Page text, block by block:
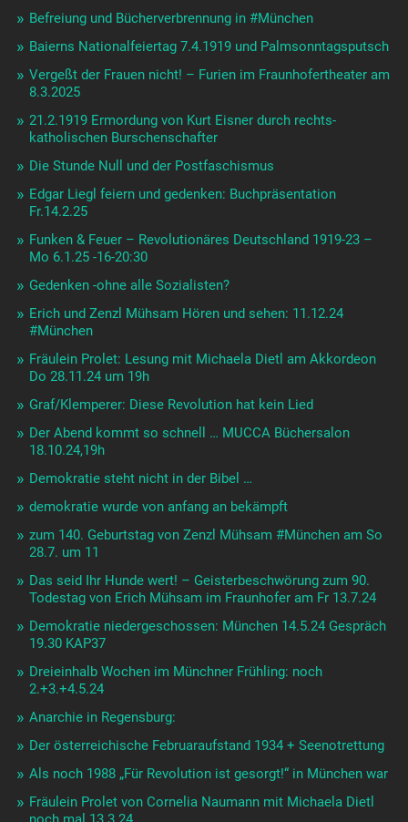
Befreiung und Bücherverbrennung in #München
Baierns Nationalfeiertag 7.4.1919 und Palmsonntagsputsch
Vergeßt der Frauen nicht! – Furien im Fraunhofertheater am
8.3.2025
21.2.1919 Ermordung von Kurt Eisner durch rechts-
katholischen Burschenschafter
Die Stunde Null und der Postfaschismus
Edgar Liegl feiern und gedenken: Buchpräsentation
Fr.14.2.25
Funken & Feuer – Revolutionäres Deutschland 1919-23 –
Mo 6.1.25 -16-20:30
Gedenken -ohne alle Sozialisten?
Erich und Zenzl Mühsam Hören und sehen: 11.12.24
#München
Fräulein Prolet: Lesung mit Michaela Dietl am Akkordeon
Do 28.11.24 um 19h
Graf/Klemperer: Diese Revolution hat kein Lied
Der Abend kommt so schnell … MUCCA Büchersalon
18.10.24,19h
Demokratie steht nicht in der Bibel …
demokratie wurde von anfang an bekämpft
zum 140. Geburtstag von Zenzl Mühsam #München am So
28.7. um 11
Das seid Ihr Hunde wert! – Geisterbeschwörung zum 90.
Todestag von Erich Mühsam im Fraunhofer am Fr 13.7.24
Demokratie niedergeschossen: München 14.5.24 Gespräch
19.30 KAP37
Dreieinhalb Wochen im Münchner Frühling: noch
2.+3.+4.5.24
Anarchie in Regensburg:
Der österreichische Februaraufstand 1934 + Seenotrettung
Als noch 1988 „Für Revolution ist gesorgt!“ in München war
Fräulein Prolet von Cornelia Naumann mit Michaela Dietl